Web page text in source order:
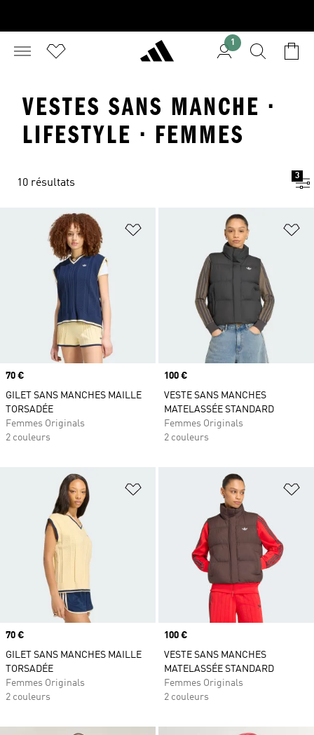
1
VESTES SANS MANCHE ·
LIFESTYLE · FEMMES
10 résultats
3
Ajouter à la Liste de produits
Prix
70 €
GILET SANS MANCHES MAILLE
TORSADÉE
Femmes Originals
2 couleurs
Prix
100 €
VESTE SANS MANCHES
MATELASSÉE STANDARD
Femmes Originals
2 couleurs
Ajouter à la Liste de produits
Prix
70 €
GILET SANS MANCHES MAILLE
TORSADÉE
Femmes Originals
2 couleurs
Prix
100 €
VESTE SANS MANCHES
MATELASSÉE STANDARD
Femmes Originals
2 couleurs